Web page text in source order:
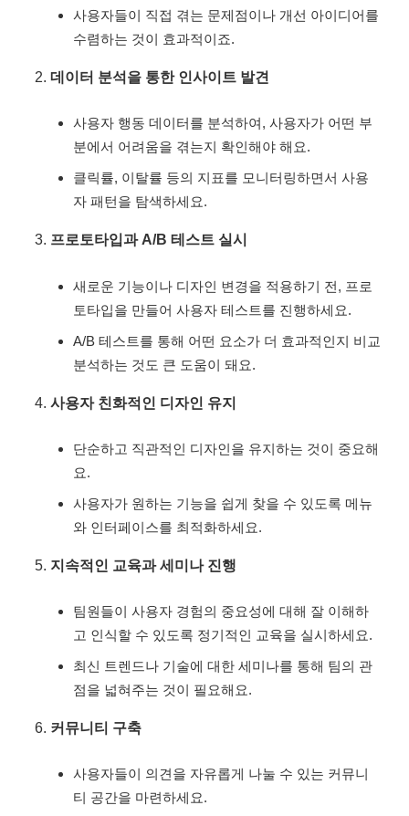
사용자들이 직접 겪는 문제점이나 개선 아이디어를
수렴하는 것이 효과적이죠.
데이터 분석을 통한 인사이트 발견
사용자 행동 데이터를 분석하여, 사용자가 어떤 부
분에서 어려움을 겪는지 확인해야 해요.
클릭률, 이탈률 등의 지표를 모니터링하면서 사용
자 패턴을 탐색하세요.
프로토타입과 A/B 테스트 실시
새로운 기능이나 디자인 변경을 적용하기 전, 프로
토타입을 만들어 사용자 테스트를 진행하세요.
A/B 테스트를 통해 어떤 요소가 더 효과적인지 비교
분석하는 것도 큰 도움이 돼요.
사용자 친화적인 디자인 유지
단순하고 직관적인 디자인을 유지하는 것이 중요해
요.
사용자가 원하는 기능을 쉽게 찾을 수 있도록 메뉴
와 인터페이스를 최적화하세요.
지속적인 교육과 세미나 진행
팀원들이 사용자 경험의 중요성에 대해 잘 이해하
고 인식할 수 있도록 정기적인 교육을 실시하세요.
최신 트렌드나 기술에 대한 세미나를 통해 팀의 관
점을 넓혀주는 것이 필요해요.
커뮤니티 구축
사용자들이 의견을 자유롭게 나눌 수 있는 커뮤니
티 공간을 마련하세요.